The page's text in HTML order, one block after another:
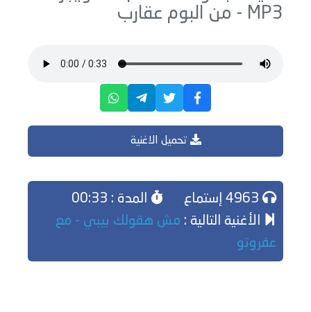
MP3 - من البوم
عقارب
تحميل الاغنية
المدة : 00:33
الأغنية التالية : مش هقولك بيبي - مع
عفروتو